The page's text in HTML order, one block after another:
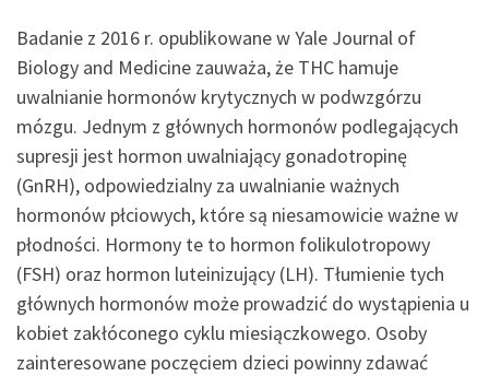
Badanie z 2016 r. opublikowane w Yale Journal of
Biology and Medicine zauważa, że THC hamuje
uwalnianie hormonów krytycznych w podwzgórzu
mózgu. Jednym z głównych hormonów podlegających
supresji jest hormon uwalniający gonadotropinę
(GnRH), odpowiedzialny za uwalnianie ważnych
hormonów płciowych, które są niesamowicie ważne w
płodności. Hormony te to hormon folikulotropowy
(FSH) oraz hormon luteinizujący (LH). Tłumienie tych
głównych hormonów może prowadzić do wystąpienia u
kobiet zakłóconego cyklu miesiączkowego. Osoby
zainteresowane poczęciem dzieci powinny zdawać